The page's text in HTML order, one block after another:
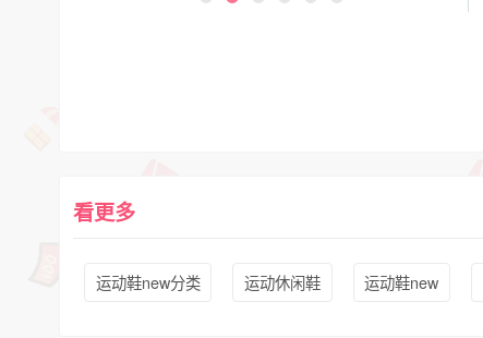
看更多
运动鞋new分类 运动休闲鞋 运动鞋new